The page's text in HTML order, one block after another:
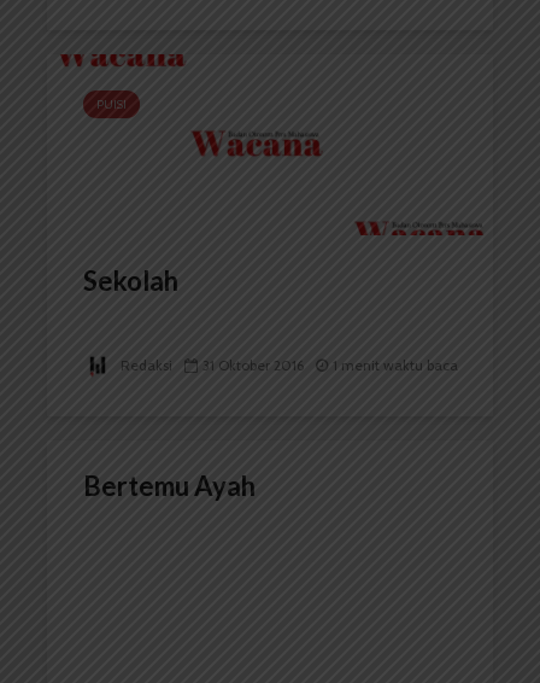
PUISI
Sekolah
Redaksi 31 Oktober 2016 1 menit waktu baca
Bertemu Ayah